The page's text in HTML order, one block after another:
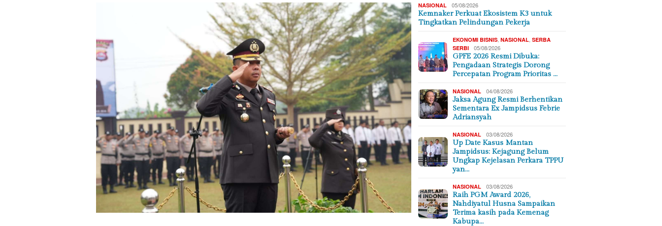
NASIONAL 05/08/2026
Kemnaker Perkuat Ekosistem K3 untuk
Tingkatkan Pelindungan Pekerja
EKONOMI BISNIS ,NASIONAL ,SERBA
SERBI
05/08/2026
GPFE 2026 Resmi Dibuka:
Pengadaan Strategis Dorong
Percepatan Program Prioritas …
NASIONAL 04/08/2026
Jaksa Agung Resmi Berhentikan
Sementara Ex Jampidsus Febrie
Adriansyah
NASIONAL 03/08/2026
Up Date Kasus Mantan
Jampidsus: Kejagung Belum
Ungkap Kejelasan Perkara TPPU
yan…
NASIONAL 03/08/2026
Raih PGM Award 2026,
Nahdiyatul Husna Sampaikan
Terima kasih pada Kemenag
Kabupa…